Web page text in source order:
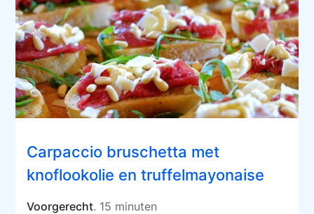
Carpaccio bruschetta met
knoflookolie en truffelmayonaise
Voorgerecht. 15 minuten